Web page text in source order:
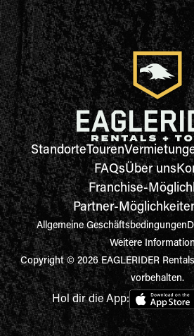
StandorteTouren
FAQsÜber uns
Franchise-
Partner-
Allgemeine Geschäftsbedingungen
Weitere
Copyright © 2026 EAGLERIDER
vorbehalten.
Hol dir die App: